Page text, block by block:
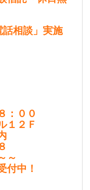
相談」実施
：００
１２Ｆ
～
付中！